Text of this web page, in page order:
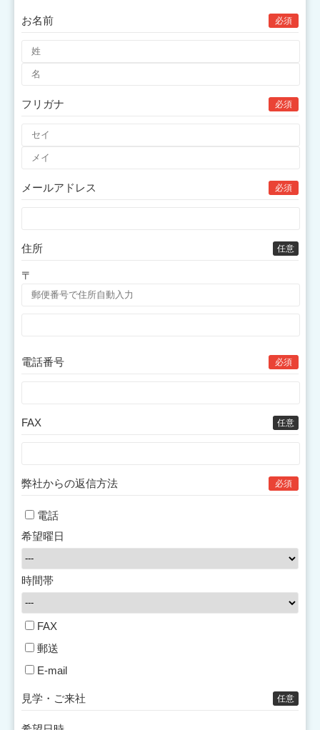
お名前 必須
フリガナ 必須
メールアドレス 必須
住所 任意
〒
電話番号 必須
FAX 任意
弊社からの返信方法 必須
電話
希望曜日
時間帯
FAX
郵送
E-mail
見学・ご来社 任意